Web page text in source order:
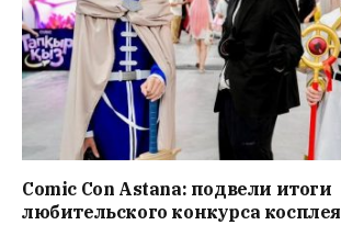
Comic Con Astana: подвели итоги
любительского конкурса косплея